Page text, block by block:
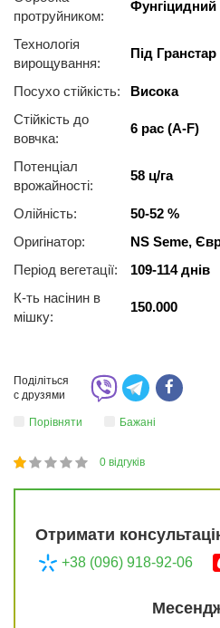
протруйником:
Фунгіцидний
Технологія
вирощування:
Під Гранстар
Посухо стійкість:
Висока
Стійкість до
вовчка:
6 рас (A-F)
Потенціал
врожайності:
58 ц/га
Олійність:
50-52 %
Оригінатор:
NS Seme,
Період вегетації:
109-114 днів
К-ть насінин в
мішку:
150.000
Поділіться
с друзями
Порівняти Бажані
20
1
2
3
4
5 0 відгуків
Отримати
+38 (096) 918-92-06